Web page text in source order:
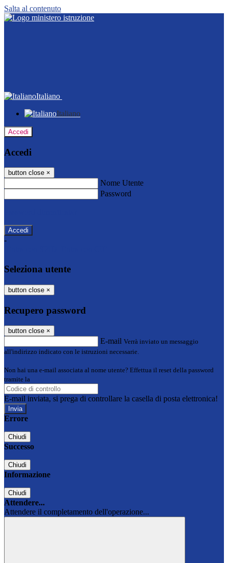
Salta al contenuto
Italiano
Italiano
Accedi
Accedi
button close ×
Nome Utente
Password
-
Seleziona utente
button close ×
Recupero password
button close ×
E-mail Verrà inviato un messaggio
all'indirizzo indicato con le istruzioni necessarie.
Non hai una e-mail associata al nome utente? Effettua il reset della password
tramite la
E-mail inviata, si prega di controllare la casella di posta elettronica!
Errore
Chiudi
Successo
Chiudi
Informazione
Chiudi
Attendere...
Attendere il completamento dell'operazione...